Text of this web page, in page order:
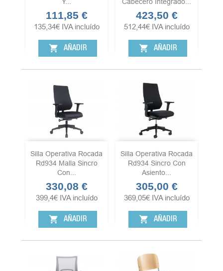
Precio
111,85 €
135,34€ IVA incluído
shopping_cart AÑADIR
Precio
423,50 €
512,44€ IVA incluído
shopping_cart AÑADIR
Silla Operativa Rocada
Rd934 Malla Sincro
Con...
Precio
330,08 €
399,4€ IVA incluído
shopping_cart AÑADIR
Silla Operativa Rocada
Rd934 Sincro Con
Asiento...
Precio
305,00 €
369,05€ IVA incluído
shopping_cart AÑADIR